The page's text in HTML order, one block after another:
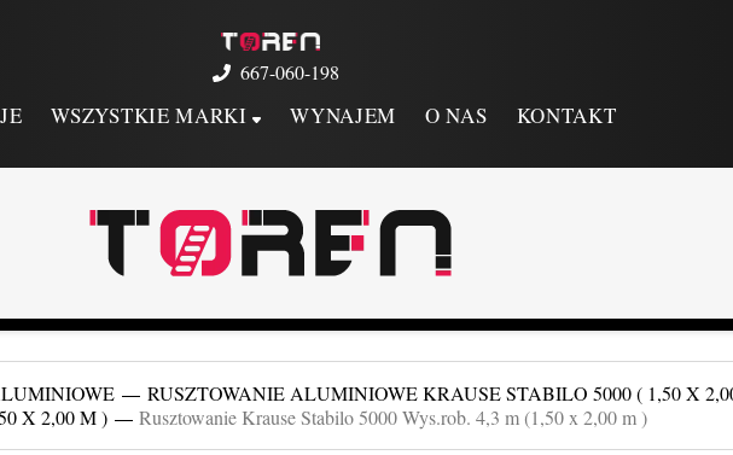
667-060-198
WSZYSTKIE MARKI WYNAJEM O NAS KONTAKT
RUSZTOWANIE ALUMINIOWE KRAUSE STABILO 5000 ( 1,50 X
X 2,00 M )
Rusztowanie Krause Stabilo 5000 Wys.rob. 4,3 m (1,50 x 2,00 m )